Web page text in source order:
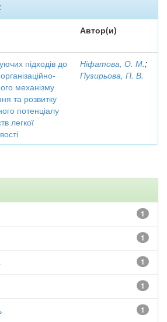
Автор(и)
підходів до
механізму
та розвитку
потенціалу
легкої
Ніфатова, О. М.;
Пузирьова, П. В.
1
1
1
1
1